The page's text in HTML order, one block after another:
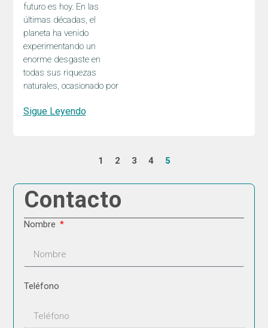
futuro es hoy. En las
últimas décadas, el
planeta ha venido
experimentando un
enorme desgaste en
todas sus riquezas
naturales, ocasionado por
Sigue Leyendo
1 2 3 4 5
Contacto
Nombre
Teléfono